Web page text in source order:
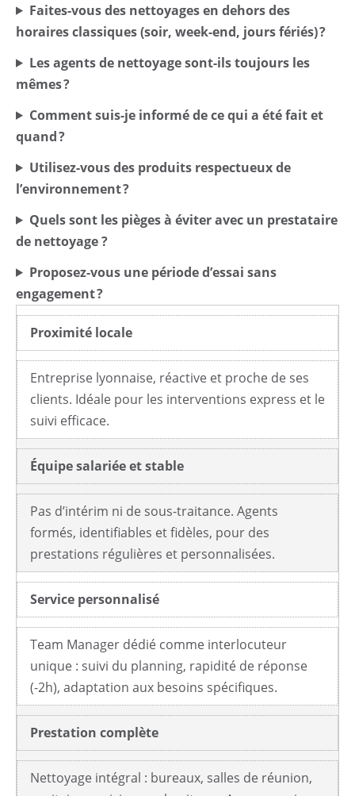
Faites-vous des nettoyages en dehors des
horaires classiques (soir, week-end, jours fériés) ?
Les agents de nettoyage sont-ils toujours les
mêmes ?
Comment suis-je informé de ce qui a été fait et
quand ?
Utilisez-vous des produits respectueux de
l’environnement ?
Quels sont les pièges à éviter avec un prestataire
de nettoyage ?
Proposez-vous une période d’essai sans
engagement ?
Proximité locale
Entreprise lyonnaise, réactive et proche de ses
clients. Idéale pour les interventions express et le
suivi efficace.
Équipe salariée et stable
Pas d’intérim ni de sous-traitance. Agents
formés, identifiables et fidèles, pour des
prestations régulières et personnalisées.
Service personnalisé
Team Manager dédié comme interlocuteur
unique : suivi du planning, rapidité de réponse
(-2h), adaptation aux besoins spécifiques.
Prestation complète
Nettoyage intégral : bureaux, salles de réunion,